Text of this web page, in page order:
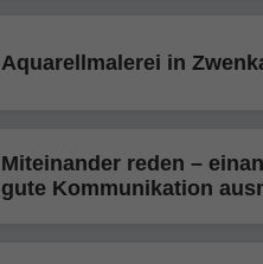
Aquarellmalerei in
Miteinander reden –
gute Kommunikation